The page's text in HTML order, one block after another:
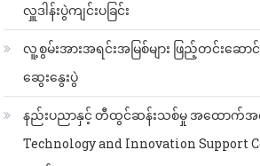
လှူဒါန်းပွဲကျင်းပခြင်း
လူ့စွမ်းအားအရင်းအမြစ်များ ဖြည့်တင်းဆေ
ဆွေးနွေးပွဲ
နည်းပညာနှင့် တီထွင်ဆန်းသစ်မှု အထောက်အ
Technology and Innovation Support